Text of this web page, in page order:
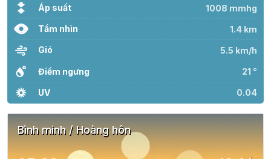
Áp suất 1008 mmhg
Tầm nhìn 1.4 km
Gió 5.5 km/h
Điểm ngưng 21 °
UV 0.04
Bình minh / Hoàng hôn